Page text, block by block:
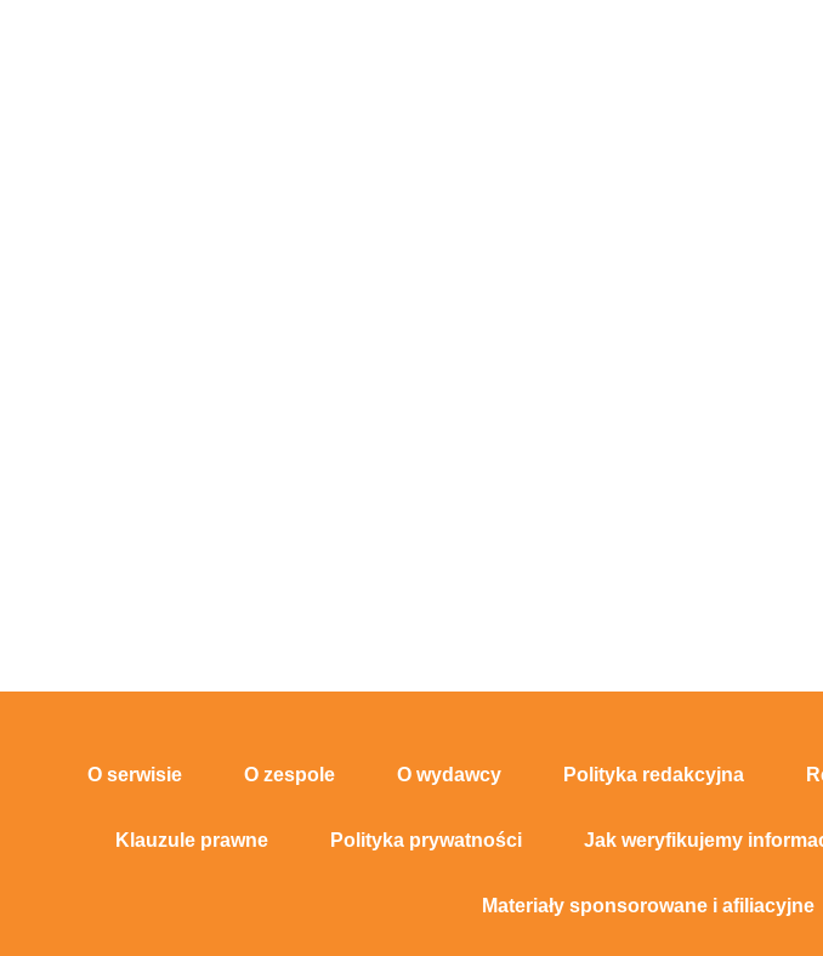
O serwisie O zespole O wydawcy Polityka redakcyjna
Klauzule prawne Polityka prywatności Jak weryfikujemy
Materiały sponsorowane i afiliacyjne